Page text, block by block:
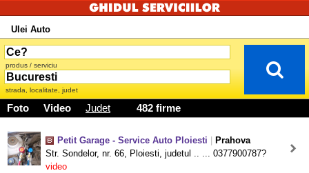
Ulei Auto
produs / serviciu
strada, localitate, judet
Foto Video Judet 482 firme
Petit Garage - Service Auto Ploiesti
Prahova
Str. Sondelor, nr. 66, Ploiesti, judetul .. ... 0377900787?
video